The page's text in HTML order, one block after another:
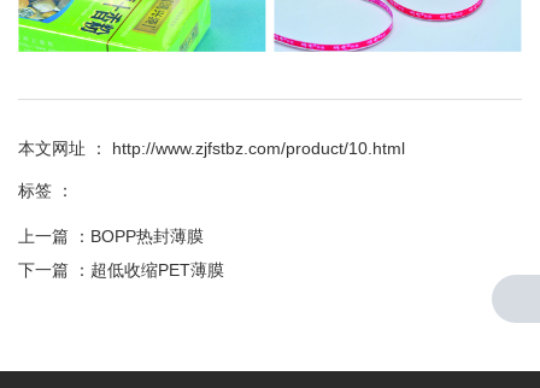
本文网址 ： http://www.zjfstbz.com/product/10.html
标签 ：
上一篇 ： BOPP热封薄膜
下一篇 ： 超低收缩PET薄膜